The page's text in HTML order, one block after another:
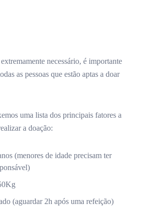
necessário, é importante
as pessoas que estão aptas a doar
uma lista dos principais fatores a
a doação:
(menores de idade precisam ter
(aguardar 2h após uma refeição)